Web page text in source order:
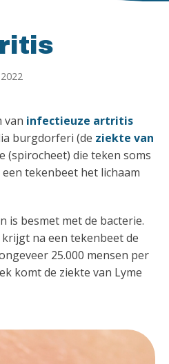
van infectieuze artritis
burgdorferi (de ziekte van
(spirocheet) die teken soms
tekenbeet het lichaam
is besmet met de bacterie.
na een tekenbeet de
25.000 mensen per
komt de ziekte van Lyme